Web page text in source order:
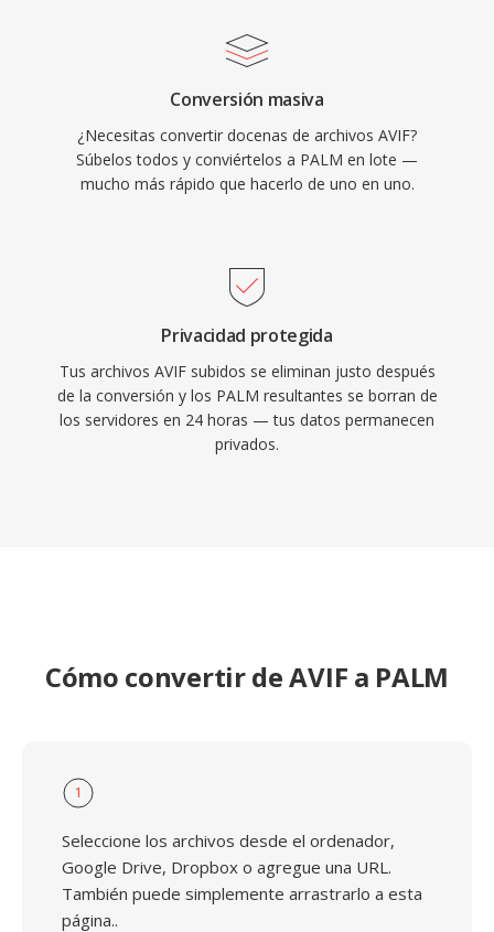
Conversión masiva
¿Necesitas convertir docenas de archivos AVIF?
Súbelos todos y conviértelos a PALM en lote —
mucho más rápido que hacerlo de uno en uno.
Privacidad protegida
Tus archivos AVIF subidos se eliminan justo después
de la conversión y los PALM resultantes se borran de
los servidores en 24 horas — tus datos permanecen
privados.
Cómo convertir de AVIF a PALM
1
Seleccione los archivos desde el ordenador,
Google Drive, Dropbox o agregue una URL.
También puede simplemente arrastrarlo a esta
página..